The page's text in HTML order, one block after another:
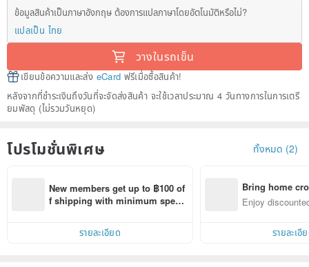
ข้อมูลสินค้าเป็นภาษาอังกฤษ ต้องการแปลภาษาโดยอัตโนมัติหรือไม่?
แปลเป็น ไทย
วางในรถเข็น
เขียนข้อความและส่ง eCard ฟรีเมื่อซื้อสินค้า!
หลังจากที่ชำระเงินถึงวันที่จะจัดส่งสินค้า จะใช้เวลาประมาณ 4 วันทางการในการเตรี
ยมพัสดุ (ไม่รวมวันหยุด)
โปรโมชั่นพิเศษ ทั้งหมด (2)
New members get up to ฿100 of
f shipping with minimum spen
within 7 days!
รายละเอียด
Bring home
n with ease
Enjoy
รายละเอี